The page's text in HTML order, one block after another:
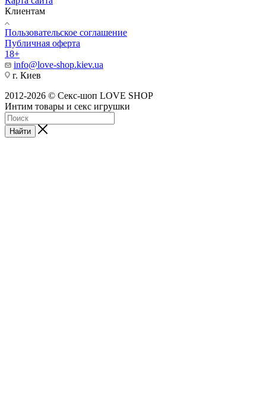
Клиентам
Пользовательское соглашение
Публичная оферта
18+
info@love-shop.kiev.ua
г. Киев
2012-2026 © Секс-шоп LOVE SHOP
Интим товары и секс игрушки
Найти